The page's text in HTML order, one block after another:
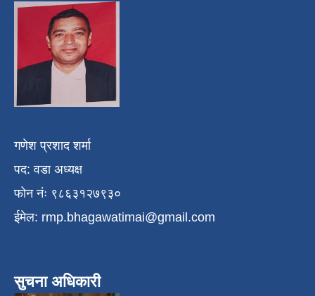
गणेश प्रशाद शर्मा
पद: वडा अध्यक्ष
फोन नंः ९८६३१२७९३०
ईमेल: rmp.bhagawatimai@gmail.com
सुचना अधिकारी